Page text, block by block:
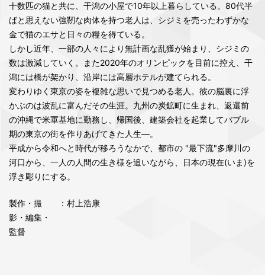
十数匹の猫と共に、干潟の小屋で10年以上暮らしている。80代半
ばと思えない強靭な肉体を持つ老人は、シジミを売ったわずかな
金で猫のエサと日々の糧を得ている。
しかし近年、一部の人々により無計画な乱獲が始まり、シジミの
数は激減していく。また2020年のオリンピックを目前に控え、干
潟には橋が架かり、沿岸には高層ホテルが建てられる。
変わりゆく東京の姿を複雑な思いで見つめる老人。彼の脳裏に浮
かぶのは波乱に富んだその生涯。九州の炭鉱町に生まれ、返還前
の沖縄で米軍基地に勤務し、帰国後、建築会社を起業してバブル
期の東京の街を作りあげてきた人生―。
平成から令和へと時代が移ろうなかで、都市の "最下流"多摩川の
河口から、一人の人間の生き様を追いながら、日本の現在(いま)を
浮き彫りにする。
製作・撮
影・編集・
監督
：村上浩康